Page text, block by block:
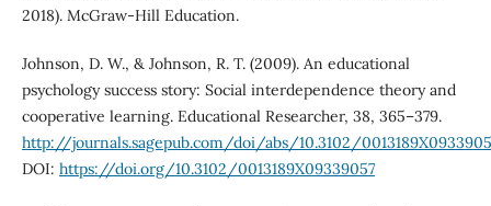
2018). McGraw-Hill Education.
Johnson, D. W., & Johnson, R. T. (2009). An educational
psychology success story: Social interdependence theory and
cooperative learning. Educational Researcher, 38, 365–379.
http://journals.sagepub.com/doi/abs/10.3102/
DOI: https://doi.org/10.3102/0013189X09339057